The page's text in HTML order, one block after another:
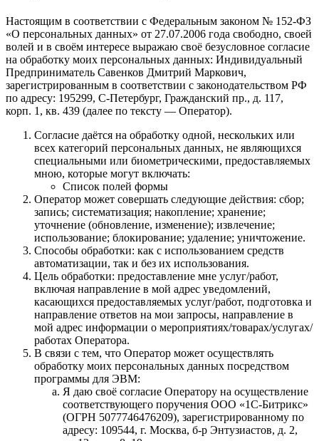
Настоящим в соответствии с Федеральным законом № 152‑ФЗ
«О персональных данных» от 27.07.2006 года свободно, своей
волей и в своём интересе выражаю своё безусловное согласие
на обработку моих персональных данных: Индивидуальный
Предприниматель Савенков Дмитрий Маркович,
зарегистрированным в соответствии с законодательством РФ
по адресу: 195299, С‑Петербург, Гражданский пр., д. 117,
корп. 1, кв. 439 (далее по тексту — Оператор).
Согласие даётся на обработку одной, нескольких или
всех категорий персональных данных, не являющихся
специальными или биометрическими, предоставляемых
мною, которые могут включать:
Список полей формы
Оператор может совершать следующие действия: сбор;
запись; систематизация; накопление; хранение;
уточнение (обновление, изменение); извлечение;
использование; блокирование; удаление; уничтожение.
Способы обработки: как с использованием средств
автоматизации, так и без их использования.
Цель обработки: предоставление мне услуг/работ,
включая направление в мой адрес уведомлений,
касающихся предоставляемых услуг/работ, подготовка и
направление ответов на мои запросы, направление в
мой адрес информации о мероприятиях/товарах/услугах/
работах Оператора.
В связи с тем, что Оператор может осуществлять
обработку моих персональных данных посредством
программы для ЭВМ:
Я даю своё согласие Оператору на осуществление
соответствующего поручения ООО «1С‑Битрикс»
(ОГРН 5077746476209), зарегистрированному по
адресу: 109544, г. Москва, б‑р Энтузиастов, д. 2,